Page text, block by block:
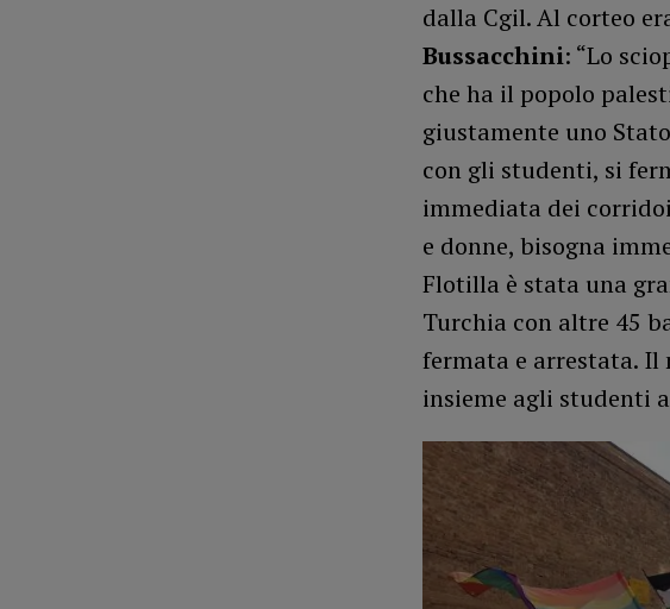
dalla Cgil. Al corteo
Bussacchini: “Lo
che ha il popolo
giustamente uno
con gli studenti, si
immediata dei
e donne, bisogna
Flotilla è stata una
Turchia con altre 45
fermata e arrestata. Il
insieme agli studenti